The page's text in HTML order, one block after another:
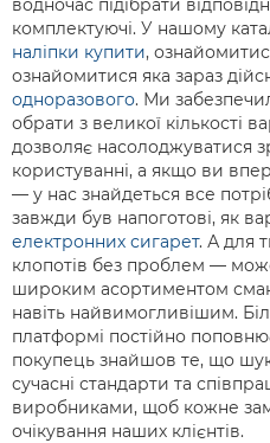
водночас підібрати
комплектуючі. У нашому
наліпки купити,
ознайомитися яка зараз
одноразового. Ми
обрати з великої кількості
дозволяє насолоджуватися
користуванні, а якщо ви
— у нас знайдеться все
завжди був напоготові, як
електронних сигарет. А для
клопотів без проблем —
широким асортиментом
навіть найвимогливішим.
платформі постійно
покупець знайшов те, що
сучасні стандарти та
виробниками, щоб кожне
очікування наших клієнтів.